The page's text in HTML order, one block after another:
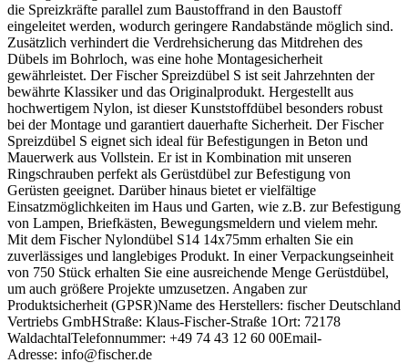
die Spreizkräfte parallel zum Baustoffrand in den Baustoff
eingeleitet werden, wodurch geringere Randabstände möglich sind.
Zusätzlich verhindert die Verdrehsicherung das Mitdrehen des
Dübels im Bohrloch, was eine hohe Montagesicherheit
gewährleistet. Der Fischer Spreizdübel S ist seit Jahrzehnten der
bewährte Klassiker und das Originalprodukt. Hergestellt aus
hochwertigem Nylon, ist dieser Kunststoffdübel besonders robust
bei der Montage und garantiert dauerhafte Sicherheit. Der Fischer
Spreizdübel S eignet sich ideal für Befestigungen in Beton und
Mauerwerk aus Vollstein. Er ist in Kombination mit unseren
Ringschrauben perfekt als Gerüstdübel zur Befestigung von
Gerüsten geeignet. Darüber hinaus bietet er vielfältige
Einsatzmöglichkeiten im Haus und Garten, wie z.B. zur Befestigung
von Lampen, Briefkästen, Bewegungsmeldern und vielem mehr.
Mit dem Fischer Nylondübel S14 14x75mm erhalten Sie ein
zuverlässiges und langlebiges Produkt. In einer Verpackungseinheit
von 750 Stück erhalten Sie eine ausreichende Menge Gerüstdübel,
um auch größere Projekte umzusetzen. Angaben zur
Produktsicherheit (GPSR)Name des Herstellers: fischer Deutschland
Vertriebs GmbHStraße: Klaus-Fischer-Straße 1Ort: 72178
WaldachtalTelefonnummer: +49 74 43 12 60 00Email-
Adresse: info@fischer.de